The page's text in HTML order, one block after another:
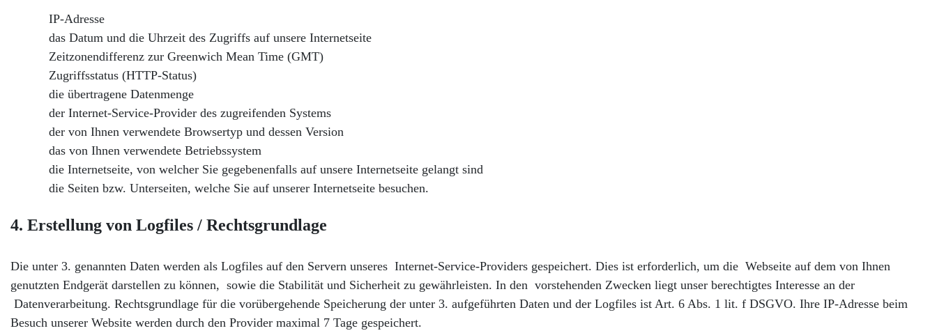
IP-Adresse
das Datum und die Uhrzeit des Zugriffs auf unsere Internetseite
Zeitzonendifferenz zur Greenwich Mean Time (GMT)
Zugriffsstatus (HTTP-Status)
die übertragene Datenmenge
der Internet-Service-Provider des zugreifenden Systems
der von Ihnen verwendete Browsertyp und dessen Version
das von Ihnen verwendete Betriebssystem
die Internetseite, von welcher Sie gegebenenfalls auf unsere Internetseite gelangt sind
die Seiten bzw. Unterseiten, welche Sie auf unserer Internetseite besuchen.
4. Erstellung von Logfiles / Rechtsgrundlage
Die unter 3. genannten Daten werden als Logfiles auf den Servern unseres Internet-Service-Providers gespeichert. Dies ist erforderlich, um die Webseite auf dem von Ihnen
genutzten Endgerät darstellen zu können, sowie die Stabilität und Sicherheit zu gewährleisten. In den vorstehenden Zwecken liegt unser berechtigtes Interesse an der
Datenverarbeitung. Rechtsgrundlage für die vorübergehende Speicherung der unter 3. aufgeführten Daten und der Logfiles ist Art. 6 Abs. 1 lit. f DSGVO. Ihre IP-Adresse beim
Besuch unserer Website werden durch den Provider maximal 7 Tage gespeichert.